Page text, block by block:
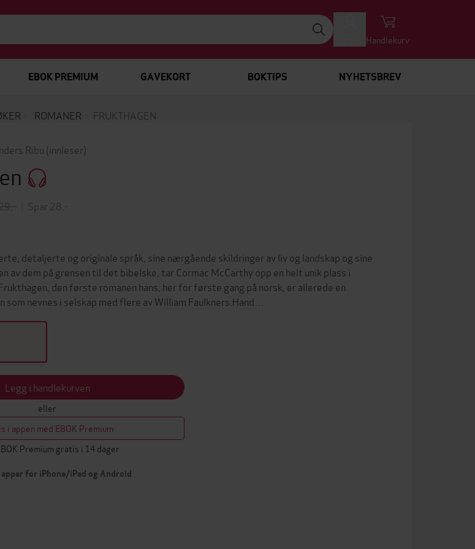
Handlekurv
EBOK PREMIUM GAVEKORT BOKTIPS NYHETSBREV
ROMANER FRUKTHAGEN
Ribu (innleser)
Spar 28,-
detaljerte og originale språk, sine nærgående skildringer av liv og landskap og sine
av dem på grensen til det bibelske, tar Cormac McCarthy opp en helt unik plass i
den første romanen hans, her for første gang på norsk, er allerede en
som nevnes i selskap med flere av William Faulkners.Hand…
Legg i handlekurven
eller
i appen med EBOK Premium
Premium gratis i 14 dager
for iPhone/iPad og Android